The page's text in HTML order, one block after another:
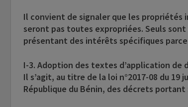
Il convient de signaler que les propriétés
seront pas toutes expropriées. Seuls
présentant des intérêts spécifiques
I-3. Adoption des textes d’application de
Il s’agit, au titre de la loi n°2017-08 du
République du Bénin, des décrets portant